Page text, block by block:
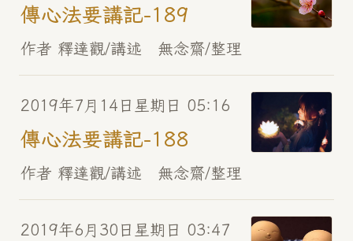
傳心法要講記-189
作者 釋達觀/講述 無念齋/整理
2019年7月14日星期日 05:16
傳心法要講記-188
作者 釋達觀/講述 無念齋/整理
2019年6月30日星期日 03:47